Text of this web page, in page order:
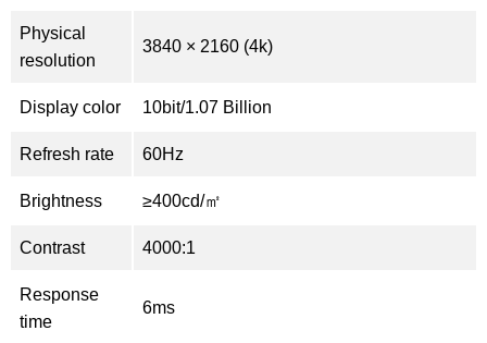
Physical
resolution
3840 × 2160 (4k)
Display color 10bit/1.07 Billion
Refresh rate 60Hz
Brightness ≥400cd/㎡
Contrast 4000:1
Response
time
6ms